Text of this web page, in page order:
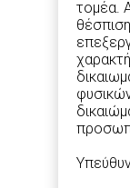
τομέα.